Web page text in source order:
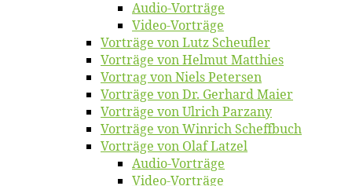
Au­dio-Vor­trä­ge
Vi­deo-Vor­trä­ge
Vor­trä­ge von Lutz Scheufler
Vor­trä­ge von Hel­mut Matthies
Vor­trag von Niels Petersen
Vor­trä­ge von Dr. Ger­hard Maier
Vor­trä­ge von Ul­rich Parzany
Vor­trä­ge von Win­rich Scheffbuch
Vor­trä­ge von Olaf Latzel
Au­dio-Vor­trä­ge
Vi­deo-Vor­trä­ge